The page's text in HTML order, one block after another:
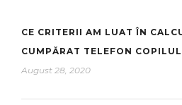
CE CRITERII AM LUAT ÎN
CUMPĂRAT TELEFON
August 28, 2020